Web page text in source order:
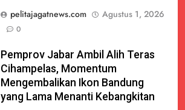
pelitajagatnews.com
Agustus 1, 2026
0
Pemprov Jabar Ambil Alih Teras
Cihampelas, Momentum
Mengembalikan Ikon Bandung
yang Lama Menanti Kebangkitan